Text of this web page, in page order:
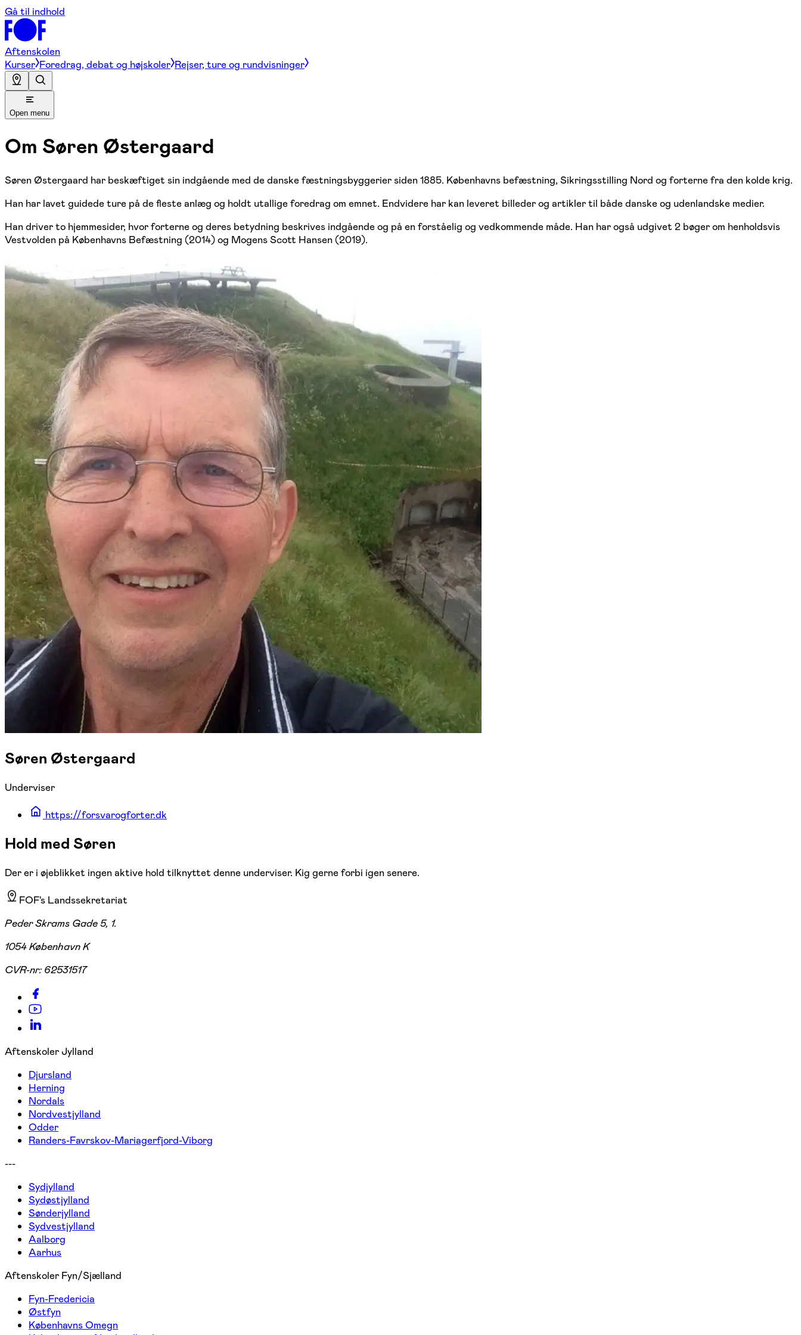
Gå til indhold
Aftenskolen
Kurser Foredrag, debat og højskoler Rejser, ture og rundvisninger
Open menu
Om Søren Østergaard
Søren Østergaard har beskæftiget sin indgående med de danske fæstningsbyggerier siden 1885. Københavns befæstning, Sikringsstilling Nord og forterne fra den kolde krig.
Han har lavet guidede ture på de fleste anlæg og holdt utallige foredrag om emnet. Endvidere har kan leveret billeder og artikler til både danske og udenlandske medier.
Han driver to hjemmesider, hvor forterne og deres betydning beskrives indgående og på en forståelig og vedkommende måde. Han har også udgivet 2 bøger om henholdsvis
Vestvolden på Københavns Befæstning (2014) og Mogens Scott Hansen (2019).
Søren Østergaard
Underviser
https://forsvarogforter.dk
Hold med Søren
Der er i øjeblikket ingen aktive hold tilknyttet denne underviser. Kig gerne forbi igen senere.
FOF's Landssekretariat
Peder Skrams Gade 5, 1.
1054 København K
CVR-nr: 62531517
Aftenskoler Jylland
Djursland
Herning
Nordals
Nordvestjylland
Odder
Randers-Favrskov-Mariagerfjord-Viborg
---
Sydjylland
Sydøstjylland
Sønderjylland
Sydvestjylland
Aalborg
Aarhus
Aftenskoler Fyn/Sjælland
Fyn-Fredericia
Østfyn
Københavns Omegn